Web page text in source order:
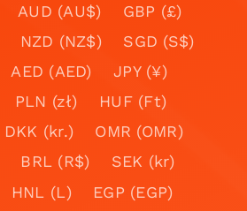
AUD (AU$)
GBP (£)
NZD (NZ$)
SGD (S$)
AED (AED)
JPY (¥)
PLN (zł)
HUF (Ft)
DKK (kr.)
OMR (OMR)
BRL (R$)
SEK (kr)
HNL (L)
EGP (EGP)